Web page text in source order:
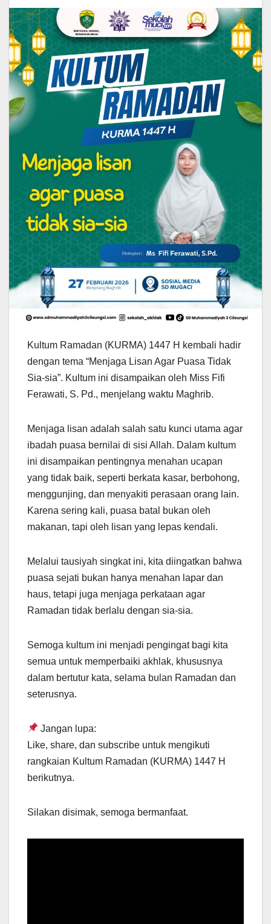
Kultum Ramadan (KURMA) 1447 H kembali hadir
dengan tema “Menjaga Lisan Agar Puasa Tidak
Sia-sia”. Kultum ini disampaikan oleh Miss Fifi
Ferawati, S. Pd., menjelang waktu Maghrib.
Menjaga lisan adalah salah satu kunci utama agar
ibadah puasa bernilai di sisi Allah. Dalam kultum
ini disampaikan pentingnya menahan ucapan
yang tidak baik, seperti berkata kasar, berbohong,
menggunjing, dan menyakiti perasaan orang lain.
Karena sering kali, puasa batal bukan oleh
makanan, tapi oleh lisan yang lepas kendali.
Melalui tausiyah singkat ini, kita diingatkan bahwa
puasa sejati bukan hanya menahan lapar dan
haus, tetapi juga menjaga perkataan agar
Ramadan tidak berlalu dengan sia-sia.
Semoga kultum ini menjadi pengingat bagi kita
semua untuk memperbaiki akhlak, khususnya
dalam bertutur kata, selama bulan Ramadan dan
seterusnya.
Jangan lupa:
Like, share, dan subscribe untuk mengikuti
rangkaian Kultum Ramadan (KURMA) 1447 H
berikutnya.
Silakan disimak, semoga bermanfaat.